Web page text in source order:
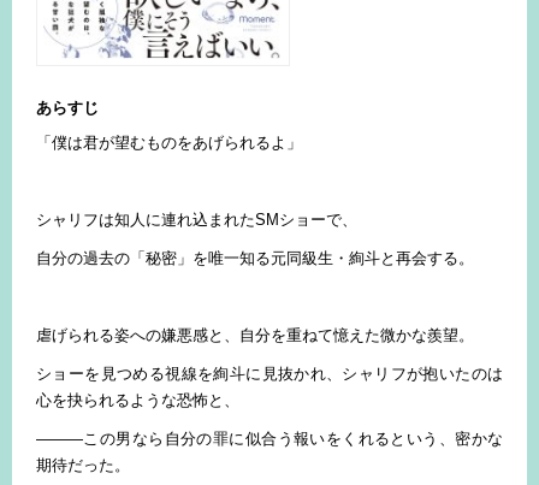
あらすじ
「僕は君が望むものをあげられるよ」
シャリフは知人に連れ込まれたSMショーで、
自分の過去の「秘密」を唯一知る元同級生・絢斗と再会する。
虐げられる姿への嫌悪感と、自分を重ねて憶えた微かな羨望。
ショーを見つめる視線を絢斗に見抜かれ、シャリフが抱いたのは
心を抉られるような恐怖と、
―――この男なら自分の罪に似合う報いをくれるという、密かな
期待だった。